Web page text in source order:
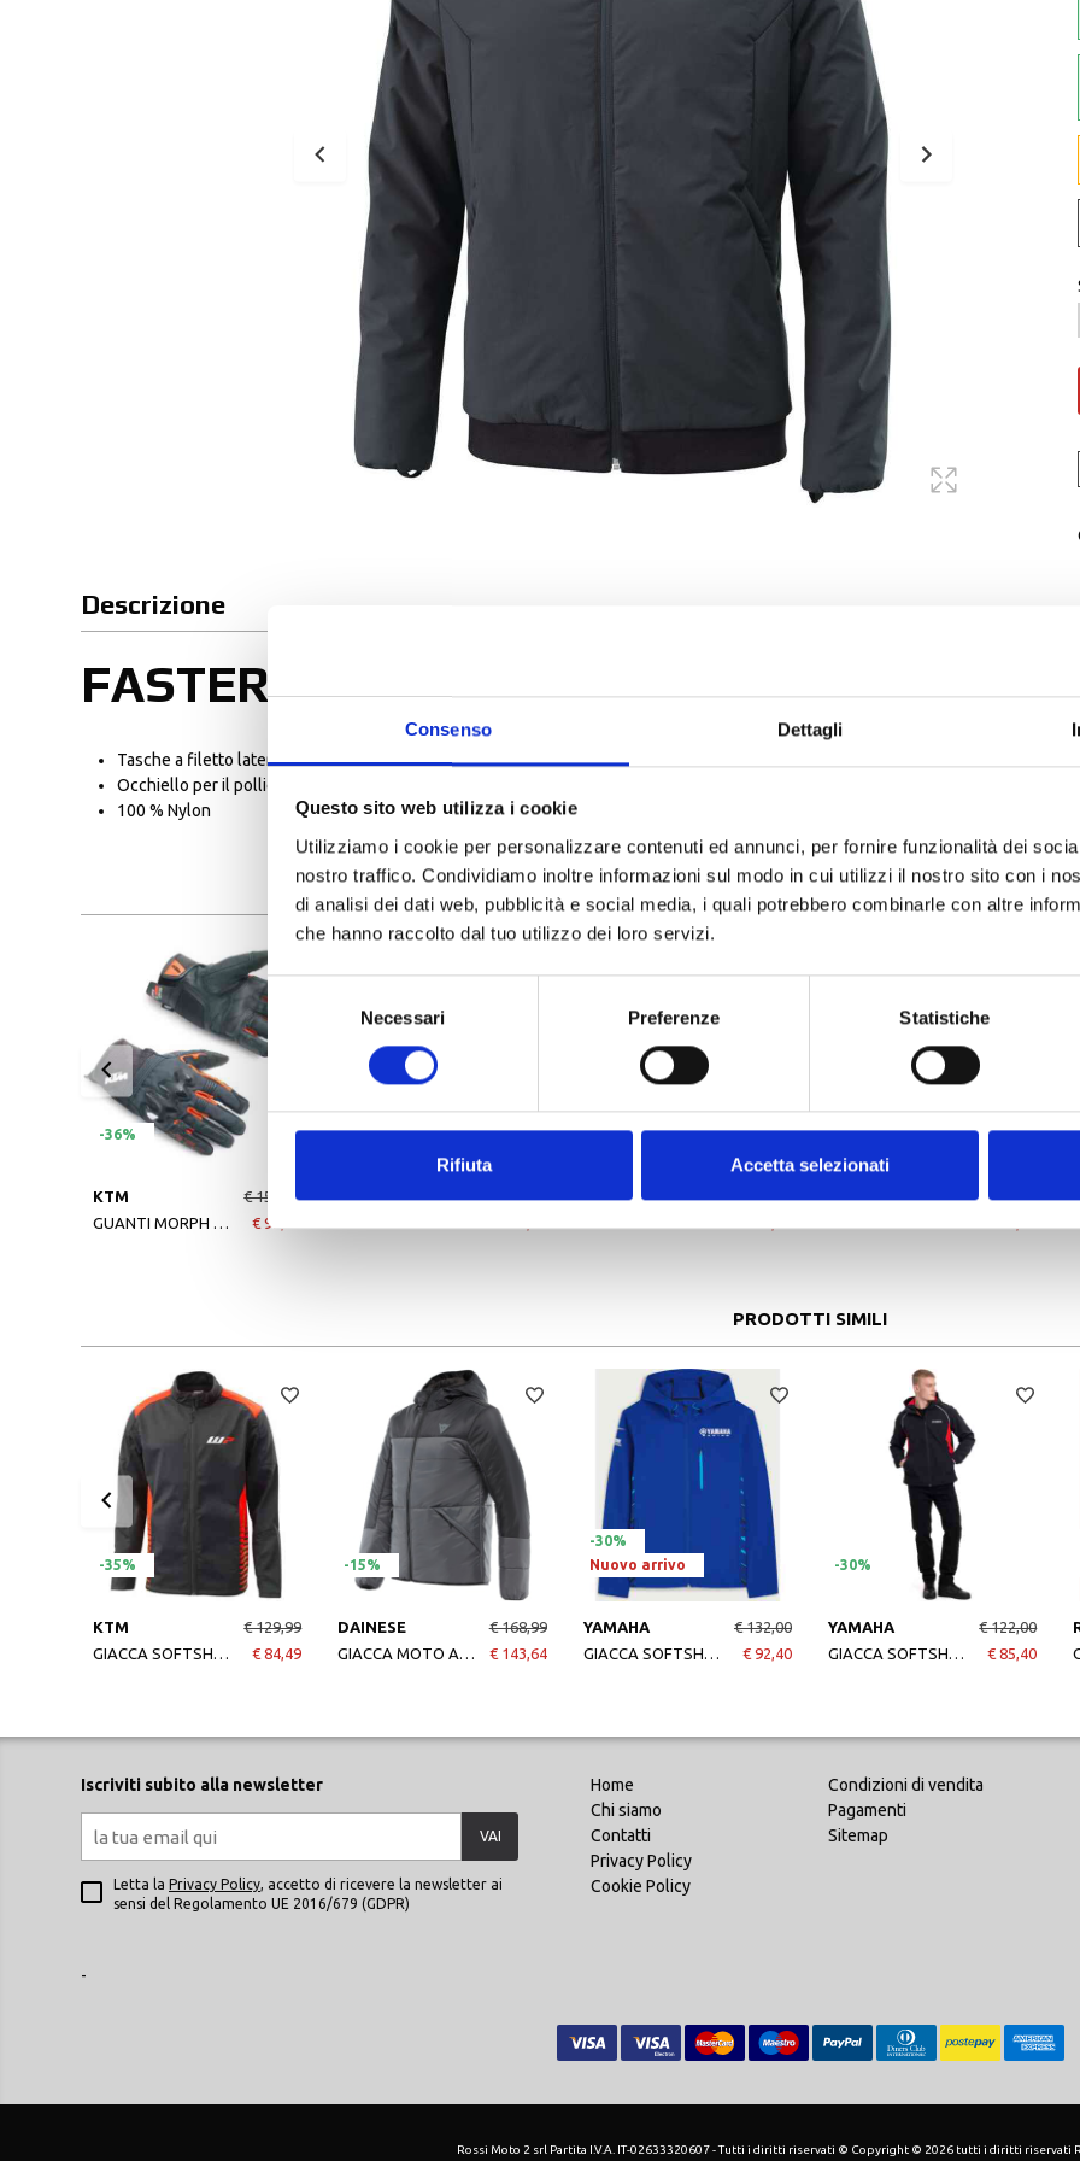
Consenso Dettagli
Questo sito web utilizza i cookie
Utilizziamo i cookie per personalizzare contenuti ed annunci, per fornire funzionalità dei
nostro traffico. Condividiamo inoltre informazioni sul modo in cui utilizzi il nostro sito con i
di analisi dei dati web, pubblicità e social media, i quali potrebbero combinarle con altre
che hanno raccolto dal tuo utilizzo dei loro servizi.
Selezione
del
consenso
Necessari Preferenze Statistiche
Rifiuta Accetta selezionati
Scarpe
Stivali Racing
Stivali Touring
Pantaloni
Descrizione
FASTER JACKET
Tasche a filetto laterali
Occhiello per il pollice integrato nella manica
100 % Nylon
ALTRI PRODOTTI KTM
-36%
KTM
€ 155,00
€ 99,90
-50% -35% -35%
€ 129,99
PRODOTTI SIMILI
-35%
KTM
GIACCA SOFTSHELL REPLICA TEAM
€ 129,99
€ 84,49
-15%
DAINESE
GIACCA MOTO AFTER RIDE INSULATED JACKET ANTHRACITE
€ 168,99
€ 143,64
-30%
Nuovo arrivo
YAMAHA
GIACCA SOFTSHELL PADDOCK BLUEA TEAM YAMAHA UOMO
€ 132,00
€ 92,40
-30%
YAMAHA
GIACCA SOFTSHELL REVS YAMAHA UOMO
€ 122,00
€ 85,40
Iscriviti subito alla newsletter
VAI
Letta la Privacy Policy, accetto di ricevere la newsletter ai
sensi del Regolamento UE 2016/679 (GDPR)
Home
Chi siamo
Contatti
Privacy Policy
Cookie Policy
Condizioni di vendita
Pagamenti
Sitemap
-
Rossi Moto 2 srl Partita I.V.A. IT-02633320607 - Tutti i diritti riservati © Copyright © 2026 tutti i diritti riservati